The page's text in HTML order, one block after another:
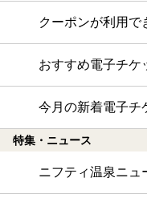
クーポンが利用で
おすすめ電子チケ
今月の新着電子チ
特集・ニュース
ニフティ温泉ニュ